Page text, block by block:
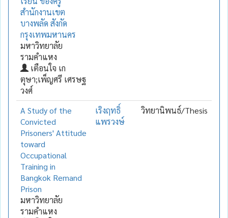
สำนักงานเขต
บางพลัด สังกัด
กรุงเทพมหานคร
มหาวิทยาลัย
รามคำแหง
เตือนใจ เก
ตุษา;เพ็ญศรี เศรษฐ
วงศ์
A Study of the
Convicted
Prisoners' Attitude
toward
Occupational
Training in
Bangkok Remand
Prison
มหาวิทยาลัย
รามคำแหง
เริงฤทธิ์
แพรวงษ์
วิทยานิพนธ์/Thesis